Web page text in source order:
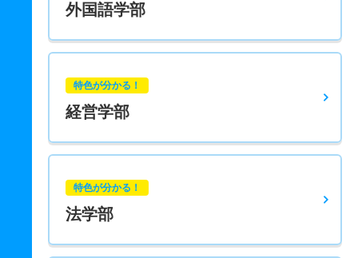
外国語学部
特色が分かる！
経営学部
特色が分かる！
法学部